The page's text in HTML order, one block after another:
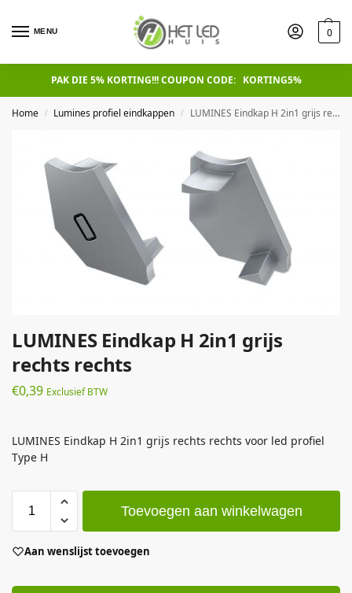
MENU 0
PAK DIE 5% KORTING!!! COUPON CODE: KORTING5%
Home / Lumines profiel eindkappen / LUMINES Eindkap H 2in1 grijs rechts rechts
LUMINES Eindkap H 2in1 grijs
rechts rechts
€0,39 Exclusief BTW
LUMINES Eindkap H 2in1 grijs rechts rechts voor led profiel
Type H
Toevoegen aan winkelwagen
Aan wenslijst toevoegen